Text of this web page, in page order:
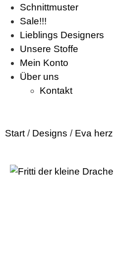
Schnittmuster
Sale!!!
Lieblings Designers
Unsere Stoffe
Mein Konto
Über uns
Kontakt
Start / Designs / Eva herz